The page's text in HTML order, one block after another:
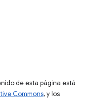
de esta página está
Commons, y los